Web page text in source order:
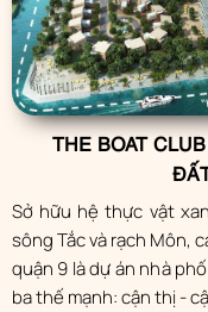
THE BOAT
Sở hữu hệ thực vật
sông Tắc và rạch Môn,
quận 9 là dự án nhà
ba thế mạnh: cận thị -